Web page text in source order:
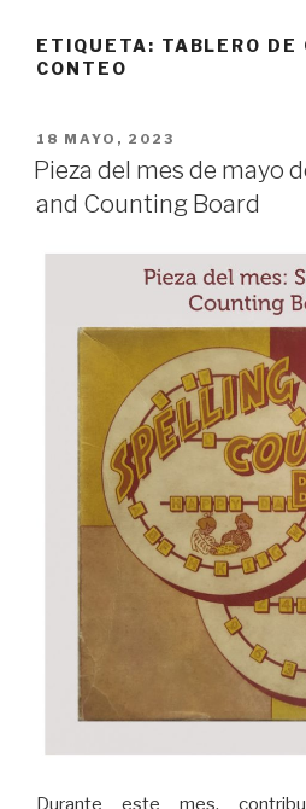
ETIQUETA: TABLERO DE
CONTEO
PUBLICADO
EL
18 MAYO, 2023
Pieza del mes de mayo
and Counting Board
Durante este mes,